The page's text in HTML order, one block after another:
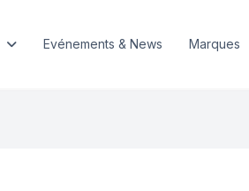
Evénements & News Marques